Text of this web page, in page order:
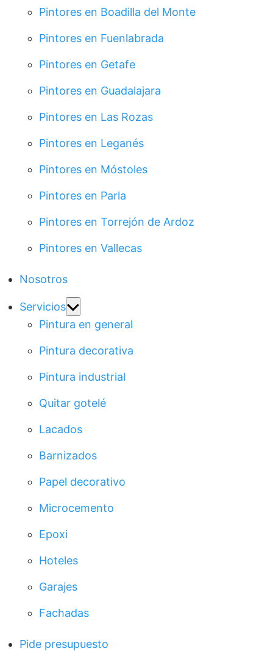
Pintores en Boadilla del Monte
Pintores en Fuenlabrada
Pintores en Getafe
Pintores en Guadalajara
Pintores en Las Rozas
Pintores en Leganés
Pintores en Móstoles
Pintores en Parla
Pintores en Torrejón de Ardoz
Pintores en Vallecas
Nosotros
ServiciosShow
sub
Pintura en general
Pintura decorativa
Pintura industrial
Quitar gotelé
Lacados
Barnizados
Papel decorativo
Microcemento
Epoxi
Hoteles
Garajes
Fachadas
Pide presupuesto